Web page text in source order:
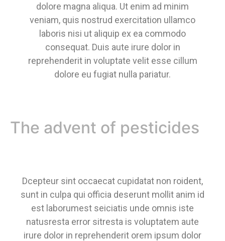
dolore magna aliqua. Ut enim ad minim
veniam, quis nostrud exercitation ullamco
laboris nisi ut aliquip ex ea commodo
consequat. Duis aute irure dolor in
reprehenderit in voluptate velit esse cillum
dolore eu fugiat nulla pariatur.
The advent of pesticides
Dcepteur sint occaecat cupidatat non roident,
sunt in culpa qui officia deserunt mollit anim id
est laborumest seiciatis unde omnis iste
natusresta error sitresta is voluptatem aute
irure dolor in reprehenderit orem ipsum dolor